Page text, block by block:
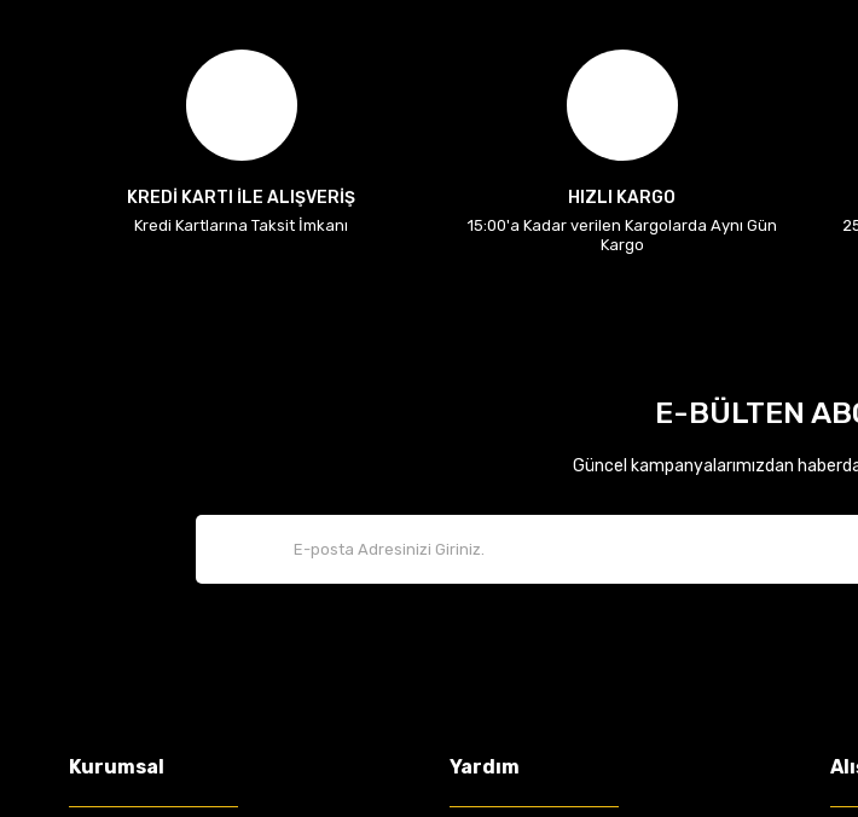
KREDİ KARTI İLE ALIŞVERİŞ
Kredi Kartlarına Taksit İmkanı
HIZLI KARGO
15:00'a Kadar verilen Kargolarda Aynı Gün
Kargo
E-BÜLTEN
Güncel kampanyalarımızdan
Kurumsal Yardım